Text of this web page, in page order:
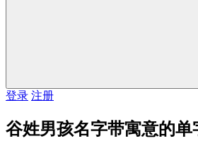
登录 注册
谷姓男孩名字带寓意的单